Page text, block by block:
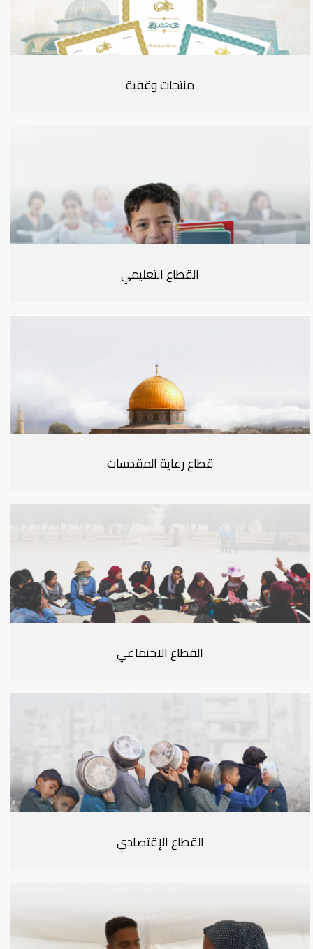
منتجات وقفية
القطاع التعليمي
قطاع رعاية المقدسات
القطاع الاجتماعي
القطاع الإقتصادي